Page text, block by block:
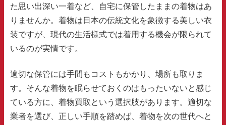
た思い出深い一着など、自宅に保管したままの着物はあ
りませんか。着物は日本の伝統文化を象徴する美しい衣
装ですが、現代の生活様式では着用する機会が限られて
いるのが実情です。
適切な保管には手間もコストもかかり、場所も取りま
す。そんな着物を眠らせておくのはもったいないと感じ
ている方に、着物買取という選択肢があります。適切な
業者を選び、正しい手順を踏めば、着物を次の世代へと